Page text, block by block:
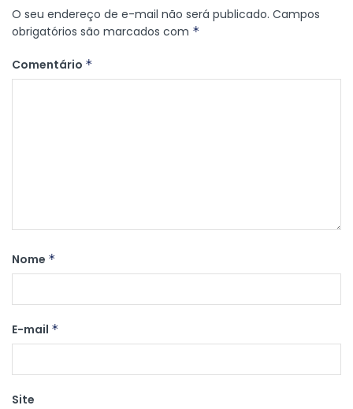
O seu endereço de e-mail não será publicado. Campos
obrigatórios são marcados com *
Comentário *
Nome *
E-mail *
Site